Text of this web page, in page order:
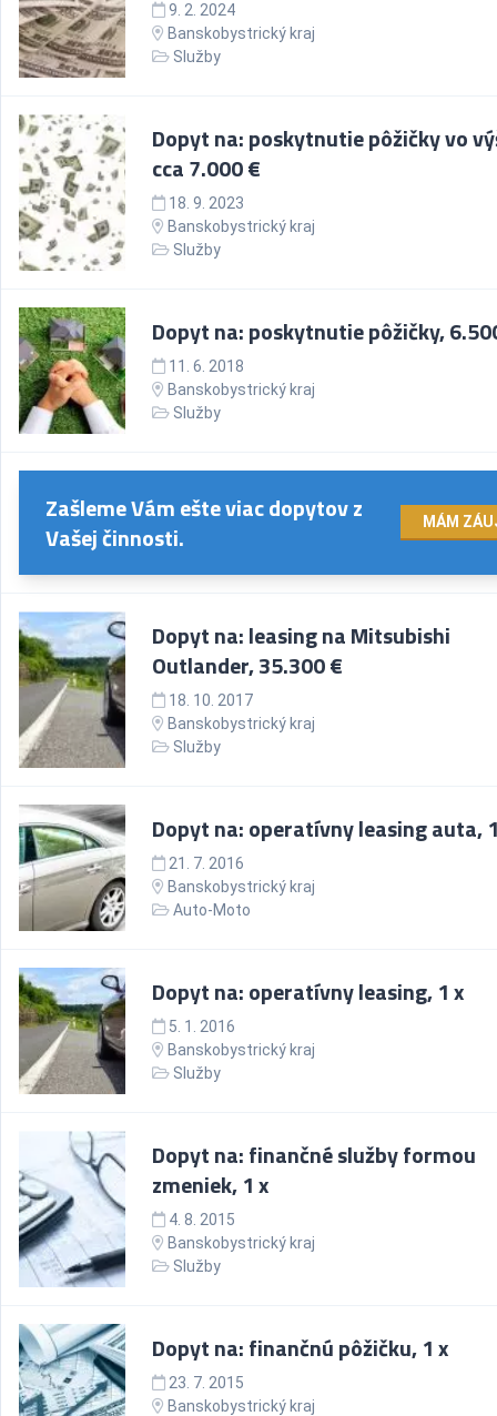
9. 2. 2024
Banskobystrický kraj
Služby
Dopyt na: poskytnutie pôžičky vo
cca 7.000 €
18. 9. 2023
Banskobystrický kraj
Služby
Dopyt na: poskytnutie pôžičky,
11. 6. 2018
Banskobystrický kraj
Služby
Zašleme Vám ešte viac dopytov z
Vašej činnosti.
MÁM
Dopyt na: leasing na Mitsubishi
Outlander, 35.300 €
18. 10. 2017
Banskobystrický kraj
Služby
Dopyt na: operatívny leasing auta,
21. 7. 2016
Banskobystrický kraj
Auto-Moto
Dopyt na: operatívny leasing, 1 x
5. 1. 2016
Banskobystrický kraj
Služby
Dopyt na: finančné služby formou
zmeniek, 1 x
4. 8. 2015
Banskobystrický kraj
Služby
Dopyt na: finančnú pôžičku, 1 x
23. 7. 2015
Banskobystrický kraj